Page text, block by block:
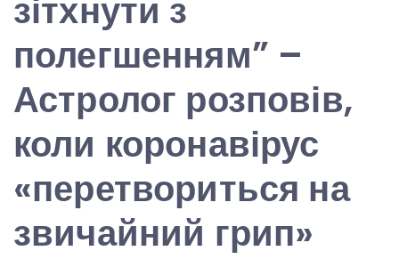
зітхнути з
полегшенням” –
Астролог розповів,
коли коронавірус
«перетвориться на
звичайний грип»